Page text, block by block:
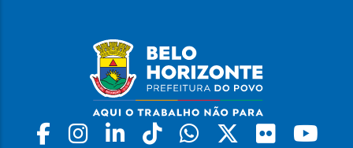
Facebook
Instagram
LinkedinTiktokWhatsapp
X Flickr